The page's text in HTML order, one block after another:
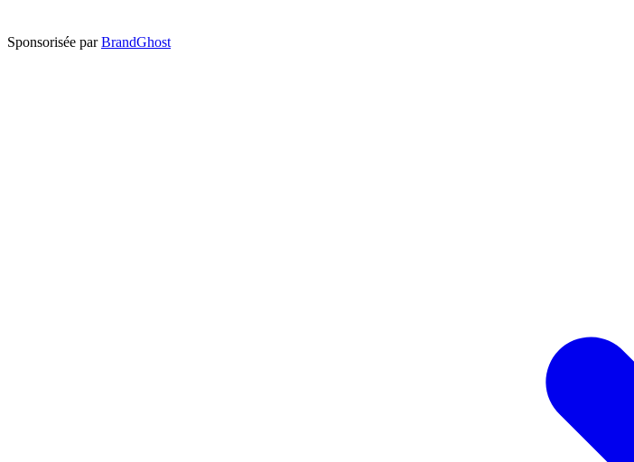
Sponsorisée par BrandGhost